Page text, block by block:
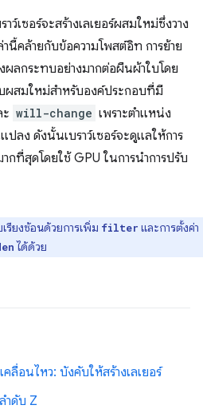
ว์เซอร์จะสร้างเลเยอร์ผสมใหม่ซึ่งวาง
นี้คล้ายกับข้อความโพสต์อิท การย้าย
ลกระทบอย่างมากต่อผืนผ้าใบโดย
ผสมใหม่สำหรับองค์ประกอบที่มี
will-change เพราะตำแหน่ง
ลง ดังนั้นเบราว์เซอร์จะดูแลให้การ
ที่สุดโดยใช้ GPU ในการนำการปรับ
ยงซ้อนด้วยการเพิ่ม filter และการตั้งค่า
ได้ด้วย
ลื่อนไหว: บังคับให้สร้างเลเยอร์
ำดับ Z